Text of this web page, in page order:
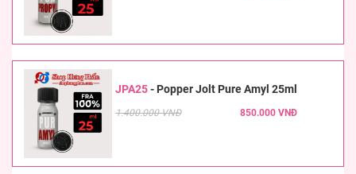
JPA25- Popper Jolt Pure Amyl 25ml
1.400.000 VNĐ 850.000 VNĐ